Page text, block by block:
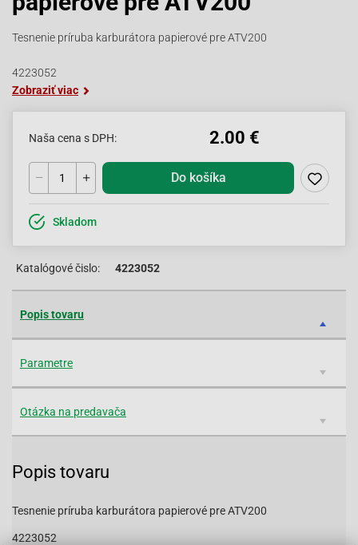
Tesnenie príruba karburátora papierové pre ATV200
4223052
Zobraziť viac
Naša cena s DPH: 2.00 €
Do košíka
Skladom
Katalógové čislo: 4223052
Popis tovaru
Parametre
Otázka na predavača
Popis tovaru
Tesnenie príruba karburátora papierové pre ATV200
4223052